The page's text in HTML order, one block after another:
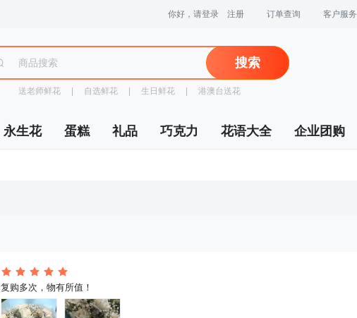
你好，请登录 注册 订单查询 客户服务
搜索
送老师鲜花 自选鲜花 生日鲜花 港澳台送花
永生花 蛋糕 礼品 巧克力 花语大全 企业团购
复购多次，物有所值！